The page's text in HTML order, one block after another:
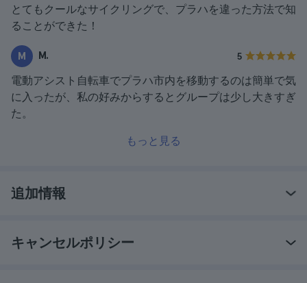
とてもクールなサイクリングで、プラハを違った方法で知
ることができた！
M M. 5
電動アシスト自転車でプラハ市内を移動するのは簡単で気
に入ったが、私の好みからするとグループは少し大きすぎ
た。
もっと見る
追加情報
キャンセルポリシー